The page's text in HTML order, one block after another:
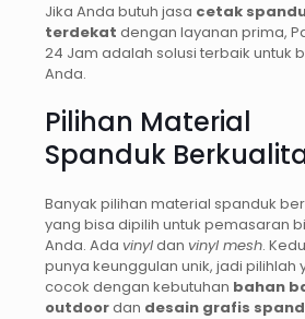
Jika Anda butuh jasa cetak
terdekat dengan layanan prima,
24 Jam adalah solusi terbaik untuk
Anda.
Pilihan Material
Spanduk
Banyak pilihan material spanduk
yang bisa dipilih untuk pemasaran
Anda. Ada vinyldan vinyl mesh.
punya keunggulan unik, jadi pilihlah
cocok dengan kebutuhan bahan
outdoordan desain grafis